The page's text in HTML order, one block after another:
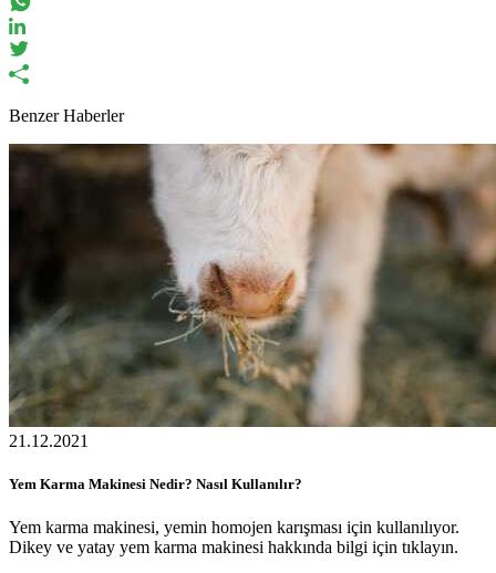
Benzer Haberler
21.12.2021
Yem Karma Makinesi Nedir? Nasıl Kullanılır?
Yem karma makinesi, yemin homojen karışması için kullanılıyor.
Dikey ve yatay yem karma makinesi hakkında bilgi için tıklayın.